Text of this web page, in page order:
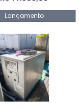
Lançamento